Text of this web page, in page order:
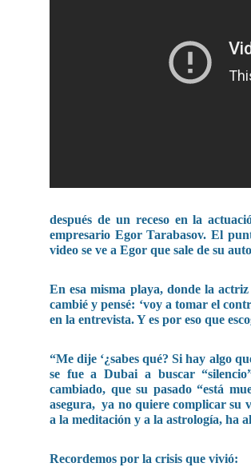
después de un receso en la
empresario Egor Tarabasov. El
video se ve a Egor que sale de su
En esa misma playa, donde la
cambié y pensé: ‘voy a tomar el
en la entrevista. Y es por eso que
“Me dije ‘¿sabes qué? Si hay algo
se fue a Dubai a buscar
cambiado, que su pasado “está
asegura, ya no quiere complicar su
a la meditación y a la astrología, ha
Recordemos por la crisis que vivió: